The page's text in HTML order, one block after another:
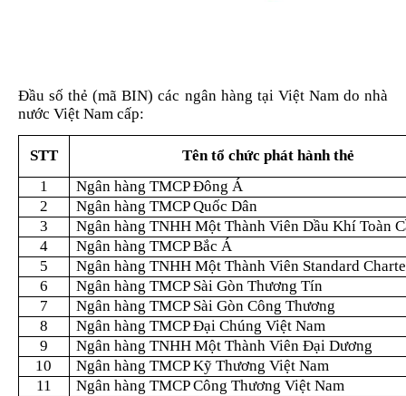
Đầu số thẻ (mã BIN) các ngân hàng tại Việt Nam do nhà
nước Việt Nam cấp:
STT
Tên tổ chức phát hành thẻ
1
Ngân hàng TMCP Đông Á
2
Ngân hàng TMCP Quốc Dân
3
Ngân hàng TNHH Một Thành Viên Dầu Khí Toàn
4
Ngân hàng TMCP Bắc Á
5
Ngân hàng TNHH Một Thành Viên Standard
6
Ngân hàng TMCP Sài Gòn Thương Tín
7
Ngân hàng TMCP Sài Gòn Công Thương
8
Ngân hàng TMCP Đại Chúng Việt Nam
9
Ngân hàng TNHH Một Thành Viên Đại Dương
10
Ngân hàng TMCP Kỹ Thương Việt Nam
11
Ngân hàng TMCP Công Thương Việt Nam